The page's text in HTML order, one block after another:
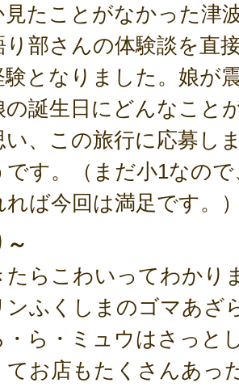
見たことがなかった津
り部さんの体験談を直
となりました。娘が
の誕生日にどんなこと
、この旅行に応募し
す。（まだ小1なの
ば今回は満足です。
たらこわいってわかり
ンふくしまのゴマあざ
・ら・ミュウはさっと
てお店もたくさんあっ